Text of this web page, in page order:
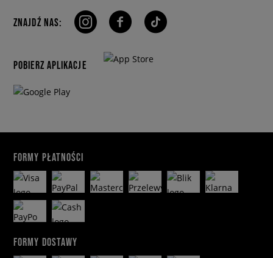
ZNAJDŹ NAS:
POBIERZ APLIKACJE
FORMY PŁATNOŚCI
FORMY DOSTAWY